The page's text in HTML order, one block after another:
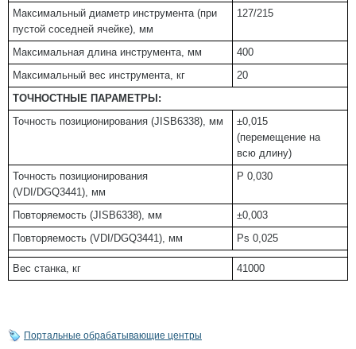
Максимальный диаметр инструмента (при
пустой соседней ячейке), мм
127/215
Максимальная длина инструмента, мм
400
Максимальный вес инструмента, кг
20
ТОЧНОСТНЫЕ ПАРАМЕТРЫ:
Точность позиционирования (JISB6338), мм
±0,015
(перемещение на
всю длину)
Точность позиционирования
(VDI/DGQ3441), мм
P 0,030
Повторяемость (JISB6338), мм
±0,003
Повторяемость (VDI/DGQ3441), мм
Ps 0,025
Вес станка, кг 41000
Портальные обрабатывающие центры